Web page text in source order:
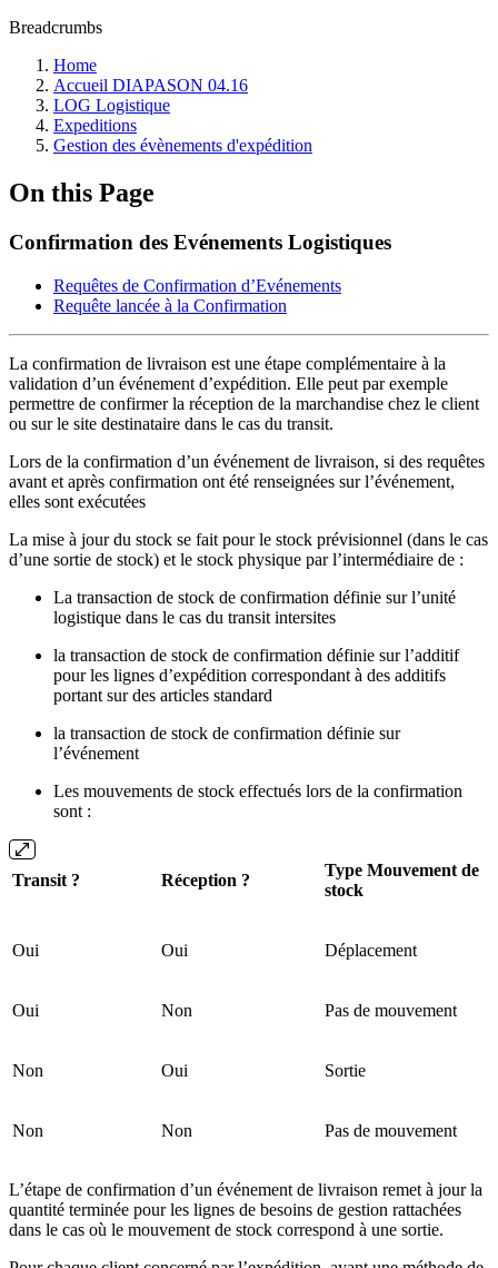
Breadcrumbs
Home
Accueil DIAPASON 04.16
LOG Logistique
Expeditions
Gestion des évènements d'expédition
On this Page
Confirmation des Evénements Logistiques
Requêtes de Confirmation d’Evénements
Requête lancée à la Confirmation
La confirmation de livraison est une étape complémentaire à la
validation d’un événement d’expédition. Elle peut par exemple
permettre de confirmer la réception de la marchandise chez le client
ou sur le site destinataire dans le cas du transit.
Lors de la confirmation d’un événement de livraison, si des requêtes
avant et après confirmation ont été renseignées sur l’événement,
elles sont exécutées
La mise à jour du stock se fait pour le stock prévisionnel (dans le cas
d’une sortie de stock) et le stock physique par l’intermédiaire de :
La transaction de stock de confirmation définie sur l’unité
logistique dans le cas du transit intersites
la transaction de stock de confirmation définie sur l’additif
pour les lignes d’expédition correspondant à des additifs
portant sur des articles standard
la transaction de stock de confirmation définie sur
l’événement
Les mouvements de stock effectués lors de la confirmation
sont :
Transit ? Réception ?
Type Mouvement de
stock
Oui Oui Déplacement
Oui Non Pas de mouvement
Non Oui Sortie
Non Non Pas de mouvement
L’étape de confirmation d’un événement de livraison remet à jour la
quantité terminée pour les lignes de besoins de gestion rattachées
dans le cas où le mouvement de stock correspond à une sortie.